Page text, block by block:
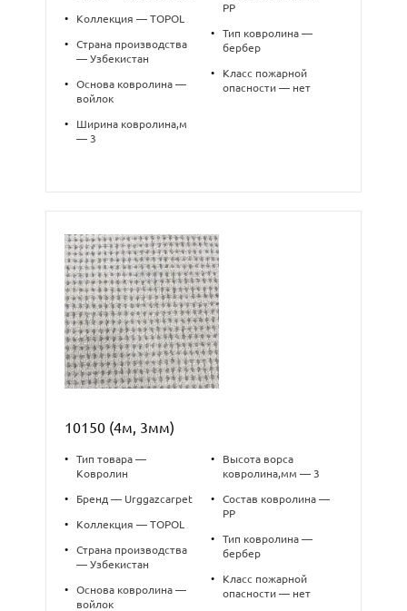
• Коллекция — TOPOL
•
Страна производства
— Узбекистан
•
Основа ковролина —
войлок
•
Ширина ковролина,м
— 3
PP
•
Тип ковролина —
бербер
•
Класс пожарной
опасности — нет
10150 (4м, 3мм)
•
Тип товара —
Ковролин
• Бренд — Urggazcarpet
• Коллекция — TOPOL
•
Страна производства
— Узбекистан
•
Основа ковролина —
войлок
•
Высота ворса
ковролина,мм — 3
•
Состав ковролина —
PP
•
Тип ковролина —
бербер
•
Класс пожарной
опасности — нет